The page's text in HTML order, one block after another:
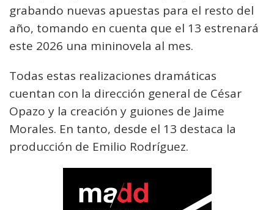
grabando nuevas apuestas para el resto del
año, tomando en cuenta que el 13 estrenará
este 2026 una mininovela al mes.
Todas estas realizaciones dramáticas
cuentan con la dirección general de César
Opazo y la creación y guiones de Jaime
Morales. En tanto, desde el 13 destaca la
producción de Emilio Rodríguez.